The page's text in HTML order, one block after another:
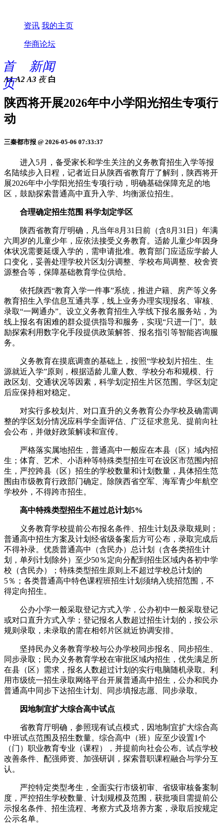
资讯 我的主页
华商论坛
首
页
新闻
A1 A2 A3 夜 白
陕西将开展2026年中小学阳光招生专项行
动
三秦都市报 @ 2026-05-06 07:33:37
进入5月，备受家长和学生关注的义务教育招生入学等报
名陆续步入日程，记者近日从陕西省教育厅了解到，陕西将开
展2026年中小学阳光招生专项行动，明确基础保障充足的地
区，鼓励探索普通高中直升入学、均衡派位招生。
合理确定招生范围 科学划定学区
陕西省教育厅明确，凡当年8月31日前（含8月31日）年满
六周岁的儿童少年，应依法接受义务教育。适龄儿童少年因身
体状况需要延缓入学的，需申请批准。教育部门应适应学龄人
口变化，妥善处理学校片区划分调整、学校布局调整、校舍资
源整合等，保障基础教育学位供给。
依托陕西“教育入学一件事”系统，推进户籍、房产等义务
教育招生入学信息互通共享，线上业务办理实现报名、审核、
录取“一网通办”。设立义务教育招生入学线下报名服务站，为
线上报名有困难的群众提供指导和服务，实现“只进一门”。鼓
励探索利用数字化手段提供政策解答、报名指引等智能咨询服
务。
义务教育在摸底调查的基础上，按照“学校划片招生、生
源就近入学”原则，根据适龄儿童人数、学校分布和规模、行
政区划、交通状况等因素，科学划定招生片区范围。学区划定
后应保持相对稳定。
对实行多校划片、对口直升的义务教育公办学校及确需调
整的学区划分情况应科学全面评估、广泛征求意见、提前向社
会公布，并做好政策解读和宣传。
严格落实属地招生，普通高中一般应在本县（区）域内招
生；体育、艺术、小语种等特殊类型招生可在设区市范围内招
生，严控跨县（区）招生的学校数量和计划数量，具体招生范
围由市级教育行政部门确定。除陕西省空军、海军青少年航空
学校外，不得跨市招生。
高中特殊类型招生不超过总计划5%
义务教育学校提前公布报名条件、招生计划及录取规则；
普通高中招生方案及计划经省级备案后方可公布，录取完成后
不得补录。优质普通高中（含民办）总计划（含各类招生计
划，单列计划除外）至少50％定向分配到招生区域内各初中学
校（含民办）；特殊类型招生原则上不超过学校总计划的
5％；各类普通高中特色课程班招生计划须纳入统招范围，不
得定向招生。
公办小学一般采取登记方式入学，公办初中一般采取登记
或对口直升方式入学；登记报名人数超过招生计划的，按公示
规则录取，未录取的需在相邻片区就近协调安排。
坚持民办义务教育学校与公办学校同步报名、同步招生、
同步录取；民办义务教育学校在审批区域内招生，优先满足所
在县（区）需求，报名人数超过计划的实行电脑随机录取。利
用市级统一招生录取网络平台开展普通高中招生，公办和民办
普通高中同步下达招生计划、同步填报志愿、同步录取。
因地制宜扩大综合高中试点
省教育厅明确，参照现有试点模式，因地制宜扩大综合高
中班试点范围及招生数量。综合高中（班）应至少设置1个
（门）职业教育专业（课程），并提前向社会公布。试点学校
改善条件、配强师资、加强研训，探索普职课程融合与学分互
认。
严控特定类型考生，全面实行市级初审、省级审核备案制
度，严控招生学校数量、计划规模及范围，获批项目需提前公
示报名条件、招生流程、考察方式及培养方案，录取后按规定
公示名单。